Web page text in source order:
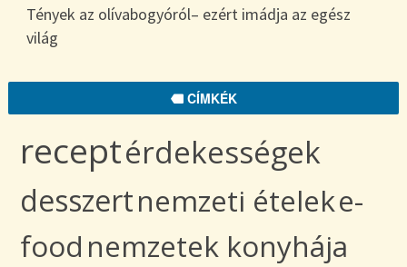
Tények az olívabogyóról– ezért imádja az egész
világ
CÍMKÉK
receptérdekességek
desszertnemzeti ételeke-
food nemzetek konyhája